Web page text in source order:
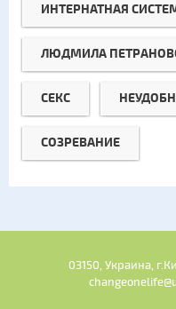
ИНТЕРНАТНАЯ
ЛЮДМИЛА
СЕКС
СОЗРЕВАНИЕ
03150, Украина,